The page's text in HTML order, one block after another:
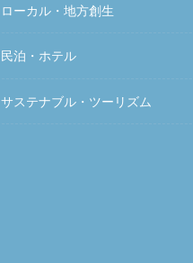
ローカル・地方創生
民泊・ホテル
サステナブル・ツーリズム